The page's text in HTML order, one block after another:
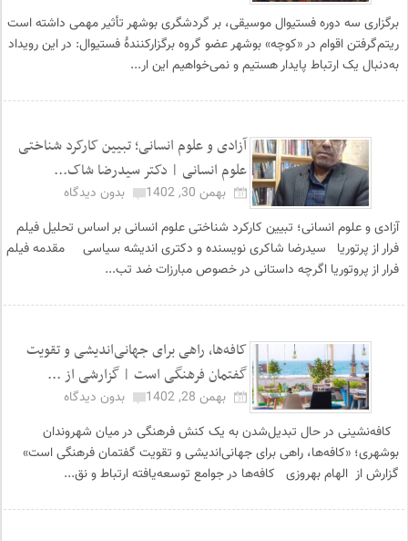
برگزاری سه دوره فستیوال موسیقی، بر گردشگری بوشهر تأثیر مهمی داشته است
ریتم‌گرفتن اقوام در «کوچه» بوشهر عضو گروه برگزارکنندهٔ فستیوال: در این رویداد
به‌دنبال یک ارتباط پایدار هستیم و نمی‌خواهیم این ار...
آزادی و علوم انسانی؛ تبیین کارکرد شناختی
علوم انسانی | دکتر سیدرضا شاک...
بهمن 30, 1402
بدون دیدگاه
آزادی و علوم انسانی؛ تبیین کارکرد شناختی علوم انسانی بر اساس تحلیل فیلم
فرار از پرتوریا سیدرضا شاکری نویسنده و دکتری اندیشه سیاسی مقدمه فیلم
فرار از پروتوریا اگرچه داستانی در خصوص مبارزات ضد تب...
کافه‌ها، راهی برای جهانی‌اندیشی و تقویت
گفتمان فرهنگی است | گزارشی از ...
بهمن 28, 1402
بدون دیدگاه
کافه‌نشینی در حال تبدیل‌شدن به یک کنش فرهنگی در میان شهروندان
بوشهری؛ «کافه‌ها، راهی برای جهانی‌اندیشی و تقویت گفتمان فرهنگی است»
گزارش از الهام بهروزی کافه‌ها در جوامع توسعه‌یافته ارتباط و نق...